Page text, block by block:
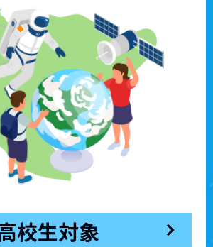
校生対象